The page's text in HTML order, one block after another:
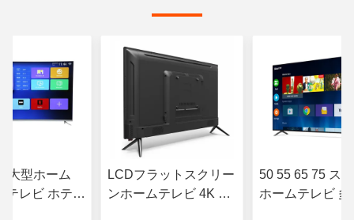
大型ホーム
テレビ ホテル
LCDフラットスクリー
ンホームテレビ 4K フ
50 55 65 75 ス
ホームテレビ 多